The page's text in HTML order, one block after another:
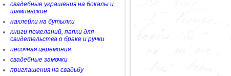
свадебные украшения на бокалы и
шампанское
наклейки на бутылки
книги пожеланий, папки для
свидетельства о браке и ручки
песочная церемония
свадебные замочки
приглашения на свадьбу